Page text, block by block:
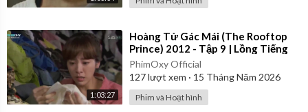
1:03:27
⁣Hoàng Tử Gác Mái (The Rooftop
Prince) 2012 - Tập 9 | Lồng Tiếng
PhimOxy Official
127lượt xem · 15 Tháng Năm 2026
Phim và Hoạt hình